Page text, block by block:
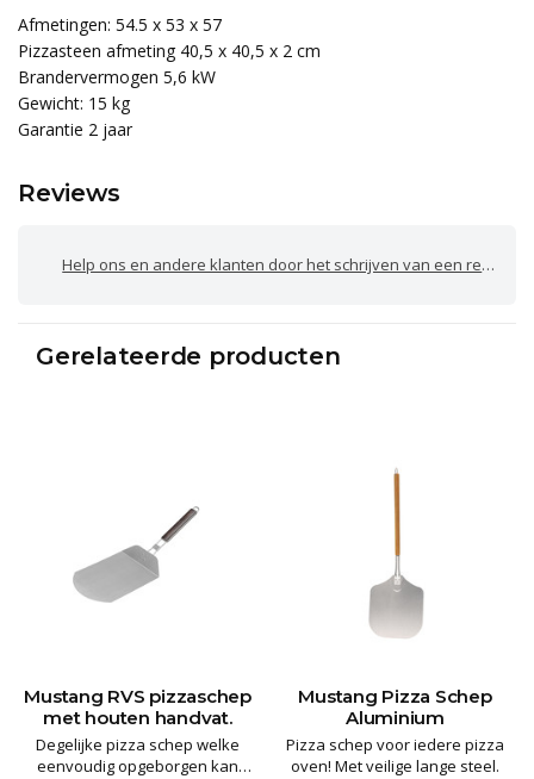
Afmetingen: 54.5 x 53 x 57
Pizzasteen afmeting 40,5 x 40,5 x 2 cm
Brandervermogen 5,6 kW
Gewicht: 15 kg
Garantie 2 jaar
Reviews
Help ons en andere klanten door het schrijven van een review
Gerelateerde producten
Mustang RVS pizzaschep
met houten handvat.
Degelijke pizza schep welke
eenvoudig opgeborgen kan
Mustang Pizza Schep
Aluminium
Pizza schep voor iedere pizza
oven! Met veilige lange steel.